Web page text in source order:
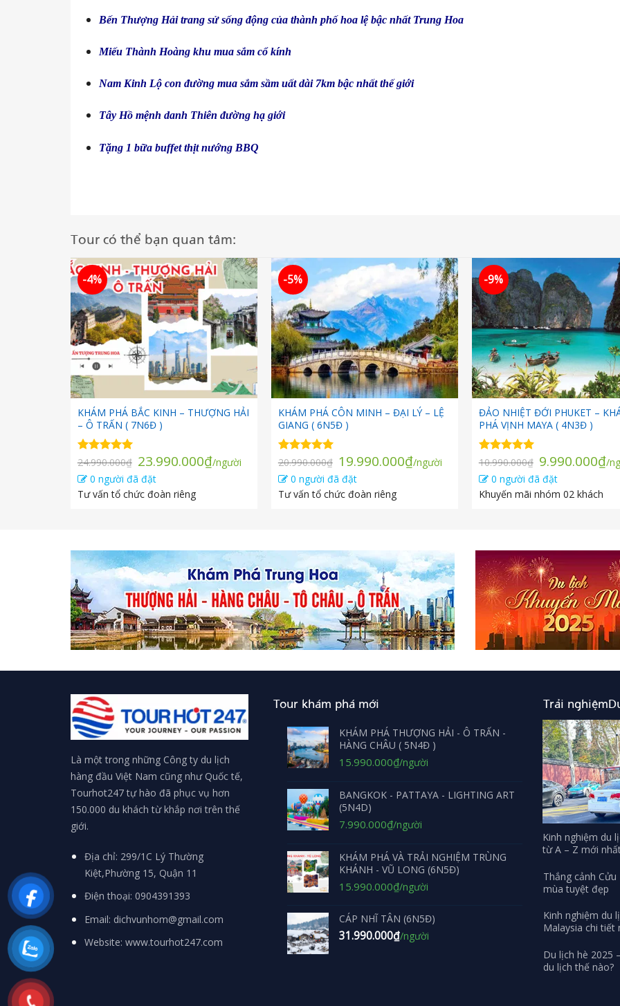
Bến Thượng Hải trang sử sống động của thành phố hoa lệ bậc nhất Trung Hoa
Miếu Thành Hoàng khu mua sắm cổ kính
Nam Kinh Lộ con đường mua sắm sầm uất dài 7km bậc nhất thế giới
Tây Hồ mệnh danh Thiên đường hạ giới
Tặng 1 bữa buffet thịt nướng BBQ
Tour có thể bạn quan tâm:
-4%
KHÁM PHÁ BẮC KINH – THƯỢNG HẢI
– Ô TRẤN ( 7N6Đ )
Được xếp
5 sao
24.990.000₫ Giá
gốc
là:
24.990.000₫.
23.990.000₫Giá
hiện
/người
0 người đã đặt
Tư vấn tổ chức đoàn riêng
-5%
KHÁM PHÁ CÔN MINH – ĐẠI LÝ – LỆ
GIANG ( 6N5Đ )
Được xếp
5 sao
20.990.000₫ Giá
gốc
là:
20.990.000₫.
19.990.000₫Giá
hiện
/người
0 người đã đặt
Tư vấn tổ chức đoàn riêng
-9%
ĐẢO NHIỆT ĐỚI PHUKET –
PHÁ VỊNH MAYA ( 4N3Đ )
Được xếp
5 sao
10.990.000₫ Giá
gốc
là:
10.990.000₫.
9.990.000₫/
0 người đã đặt
Khuyến mãi nhóm 02 khách
Là một trong những Công ty du lịch
hàng đầu Việt Nam cũng như Quốc tế,
Tourhot247 tự hào đã phục vụ hơn
150.000 du khách từ khắp nơi trên thế
giới.
Địa chỉ: 299/1C Lý Thường
Kiệt,Phường 15, Quận 11
Điện thoại: 0904391393
Email: dichvunhom@gmail.com
Website: www.tourhot247.com
Tour khám phá mới
KHÁM PHÁ THƯỢNG HẢI - Ô TRẤN -
HÀNG CHÂU ( 5N4Đ )
Giá
là:
16.990.000₫.
15.990.000₫Giá
tại
là:
/người
BANGKOK - PATTAYA - LIGHTING ART
(5N4D)
Giá
là:
8.690.000₫.
7.990.000₫Giá
tại
là:
7.990.000₫.
/người
KHÁM PHÁ VÀ TRẢI NGHIỆM TRÙNG
KHÁNH - VŨ LONG (6N5Đ)
Giá
là:
16.990.000₫.
15.990.000₫Giá
tại
là:
15.990.000₫.
/người
CÁP NHĨ TÂN (6N5Đ)
31.990.000₫/người
Trải
Kinh nghiệm du
từ A – Z mới
Thắng cảnh
mùa tuyệt đẹp
Kinh nghiệm du
Malaysia chi tiết
Du lịch hè 2025
du lịch thế nào?